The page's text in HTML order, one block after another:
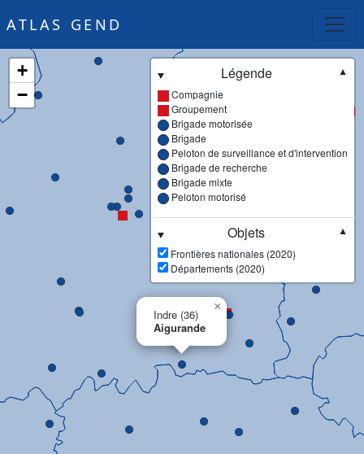
ATLAS GEND
Indre (36)
Aigurande
×
+
−
Légende
▼
Compagnie
Groupement
Brigade motorisée
Brigade
Peloton de surveillance et d'intervention
Brigade de recherche
Brigade mixte
Peloton motorisé
Objets
▼
Frontières nationales (2020)
Départements (2020)